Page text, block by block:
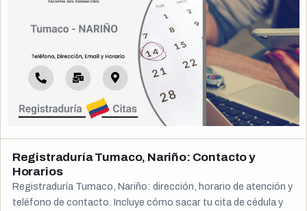
Registraduría Tumaco, Nariño: Contacto y
Horarios
Registraduría Tumaco, Nariño: dirección, horario de atención y
teléfono de contacto. Incluye cómo sacar tu cita de cédula y